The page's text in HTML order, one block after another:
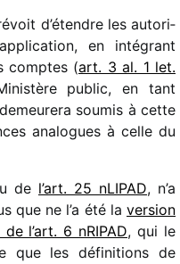
d’étendre les auto­ri­
en inté­grant
comptes (art. 3 al. 1 let.
public, en tant
soumis à cette
analogues à celle du
de l’art. 25 nLIPAD, n’a
que ne l’a été la version
l’art. 6 nRIPAD, qui le
que les défi­ni­tions de